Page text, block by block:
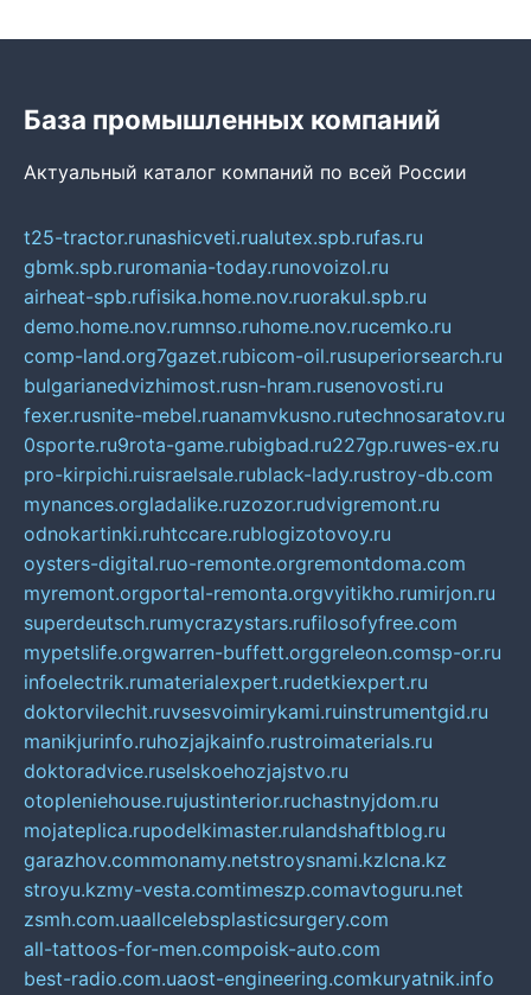
База промышленных компаний
Актуальный каталог компаний по всей России
t25-tractor.runashicveti.rualutex.spb.rufas.ru
gbmk.spb.ruromania-today.runovoizol.ru
airheat-spb.rufisika.home.nov.ruorakul.spb.ru
demo.home.nov.rumnso.ruhome.nov.rucemko.ru
comp-land.org7gazet.rubicom-oil.rusuperiorsearch.ru
bulgarianedvizhimost.rusn-hram.rusenovosti.ru
fexer.rusnite-mebel.ruanamvkusno.rutechnosaratov.ru
0sporte.ru9rota-game.rubigbad.ru227gp.ruwes-ex.ru
pro-kirpichi.ruisraelsale.rublack-lady.rustroy-db.com
mynances.orgladalike.ruzozor.rudvigremont.ru
odnokartinki.ruhtccare.rublogizotovoy.ru
oysters-digital.ruo-remonte.orgremontdoma.com
myremont.orgportal-remonta.orgvyitikho.rumirjon.ru
superdeutsch.rumycrazystars.rufilosofyfree.com
mypetslife.orgwarren-buffett.orggreleon.comsp-or.ru
infoelectrik.rumaterialexpert.rudetkiexpert.ru
doktorvilechit.ruvsesvoimirykami.ruinstrumentgid.ru
manikjurinfo.ruhozjajkainfo.rustroimaterials.ru
doktoradvice.ruselskoehozjajstvo.ru
otopleniehouse.rujustinterior.ruchastnyjdom.ru
mojateplica.rupodelkimaster.rulandshaftblog.ru
garazhov.commonamy.netstroysnami.kzlcna.kz
stroyu.kzmy-vesta.comtimeszp.comavtoguru.net
zsmh.com.uaallcelebsplasticsurgery.com
all-tattoos-for-men.compoisk-auto.com
best-radio.com.uaost-engineering.comkuryatnik.info